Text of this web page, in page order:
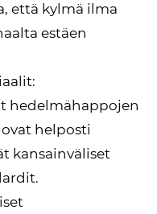
että kylmä ilma
estäen
hedelmähappojen
helposti
kansainväliset